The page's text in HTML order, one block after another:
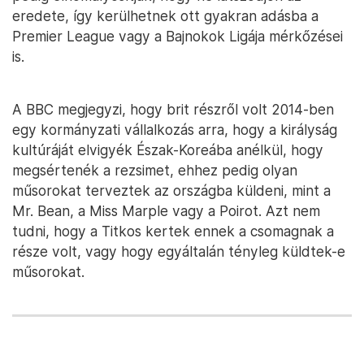
eredete, így kerülhetnek ott gyakran adásba a
Premier League vagy a Bajnokok Ligája mérkőzései
is.
A BBC megjegyzi, hogy brit részről volt 2014-ben
egy kormányzati vállalkozás arra, hogy a királyság
kultúráját elvigyék Észak-Koreába anélkül, hogy
megsértenék a rezsimet, ehhez pedig olyan
műsorokat terveztek az országba küldeni, mint a
Mr. Bean, a Miss Marple vagy a Poirot. Azt nem
tudni, hogy a Titkos kertek ennek a csomagnak a
része volt, vagy hogy egyáltalán tényleg küldtek-e
műsorokat.